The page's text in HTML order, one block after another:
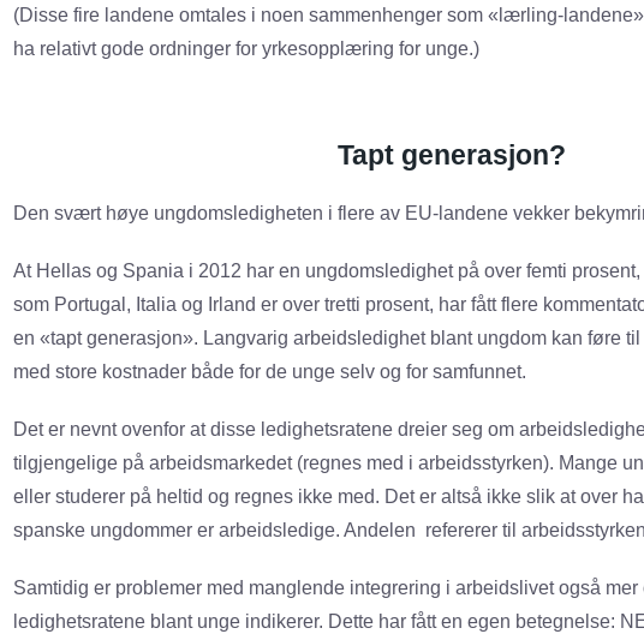
(Disse fire landene omtales i noen sammenhenger som «lærling-
ha relativt gode ordninger for yrkesopplæring for unge.)
Tapt generasjon?
Den svært høye ungdomsledigheten i flere av EU-landene vekker
At Hellas og Spania i 2012 har en ungdomsledighet på over femti
som Portugal, Italia og Irland er over tretti prosent, har fått flere
en «tapt generasjon». Langvarig arbeidsledighet blant ungdom kan føre
med store kostnader både for de unge selv og for samfunnet.
Det er nevnt ovenfor at disse ledighetsratene dreier seg om
tilgjengelige på arbeidsmarkedet (regnes med i arbeidsstyrken). Mange
eller studerer på heltid og regnes ikke med. Det er altså ikke slik at over
spanske ungdommer er arbeidsledige. Andelen refererer til
Samtidig er problemer med manglende integrering i arbeidslivet også
ledighetsratene blant unge indikerer. Dette har fått en egen betegnelse: